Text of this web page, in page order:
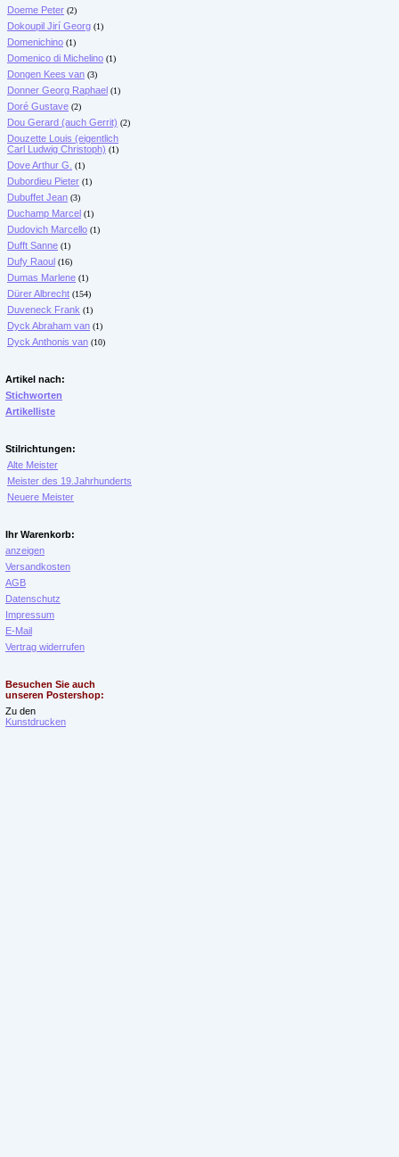
Doeme Peter (2)
Dokoupil Jirí Georg (1)
Domenichino (1)
Domenico di Michelino (1)
Dongen Kees van (3)
Donner Georg Raphael (1)
Doré Gustave (2)
Dou Gerard (auch Gerrit) (2)
Douzette Louis (eigentlich
Carl Ludwig Christoph) (1)
Dove Arthur G. (1)
Dubordieu Pieter (1)
Dubuffet Jean (3)
Duchamp Marcel (1)
Dudovich Marcello (1)
Dufft Sanne (1)
Dufy Raoul (16)
Dumas Marlene (1)
Dürer Albrecht (154)
Duveneck Frank (1)
Dyck Abraham van (1)
Dyck Anthonis van (10)
Artikel nach:
Stichworten
Artikelliste
Stilrichtungen:
Alte Meister
Meister des 19.Jahrhunderts
Neuere Meister
Ihr Warenkorb:
anzeigen
Versandkosten
AGB
Datenschutz
Impressum
E-Mail
Vertrag widerrufen
Besuchen Sie auch
unseren Postershop:
Zu den
Kunstdrucken